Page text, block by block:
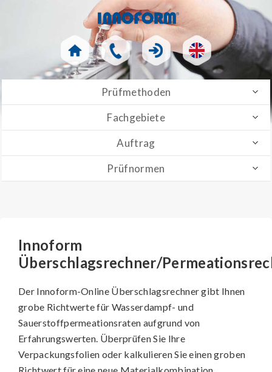
Prüfmethoden
Fachgebiete
Auftrag
Prüfnormen
Innoform
Überschlagsrechner/
Der Innoform-Online Überschlagsrechner gibt Ihnen
grobe Richtwerte für Wasserdampf- und
Sauerstoffpermeationsraten aufgrund von
Erfahrungswerten. Überprüfen Sie Ihre
Verpackungsfolien oder kalkulieren Sie einen groben